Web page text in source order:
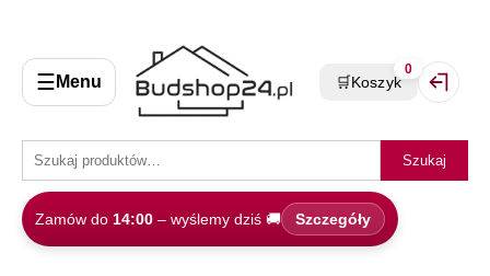
☰ Menu
Szukaj
Zamów do 14:00 – wyślemy dziś 🚚 Szczegóły
🛒Koszyk
0